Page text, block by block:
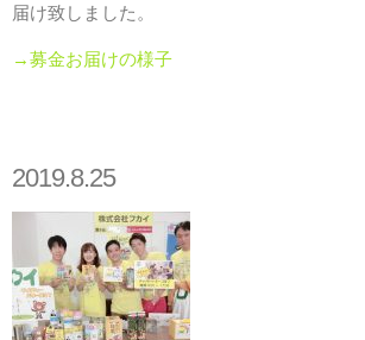
届け致しました。
→募金お届けの様子
2019.8.25